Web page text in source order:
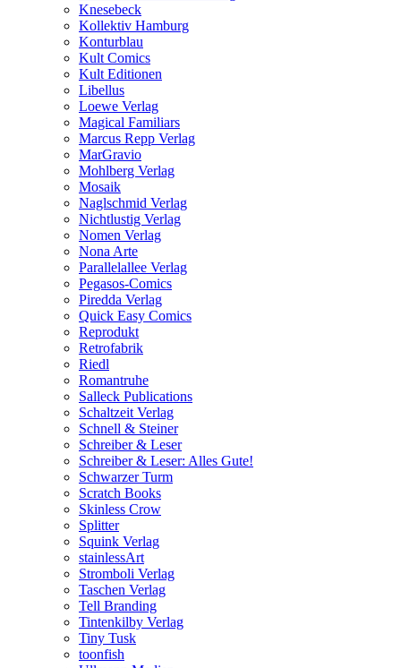
Knesebeck
Kollektiv Hamburg
Konturblau
Kult Comics
Kult Editionen
Libellus
Loewe Verlag
Magical Familiars
Marcus Repp Verlag
MarGravio
Mohlberg Verlag
Mosaik
Naglschmid Verlag
Nichtlustig Verlag
Nomen Verlag
Nona Arte
Parallelallee Verlag
Pegasos-Comics
Piredda Verlag
Quick Easy Comics
Reprodukt
Retrofabrik
Riedl
Romantruhe
Salleck Publications
Schaltzeit Verlag
Schnell & Steiner
Schreiber & Leser
Schreiber & Leser: Alles Gute!
Schwarzer Turm
Scratch Books
Skinless Crow
Splitter
Squink Verlag
stainlessArt
Stromboli Verlag
Taschen Verlag
Tell Branding
Tintenkilby Verlag
Tiny Tusk
toonfish